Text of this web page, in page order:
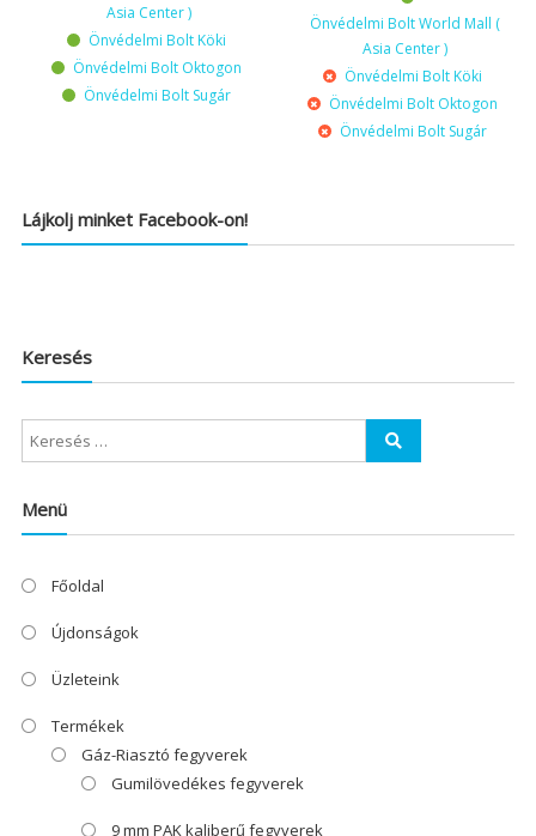
Asia Center )
Önvédelmi Bolt Köki
Önvédelmi Bolt Oktogon
Önvédelmi Bolt Sugár
Önvédelmi Bolt World Mall (
Asia Center )
Önvédelmi Bolt Köki
Önvédelmi Bolt Oktogon
Önvédelmi Bolt Sugár
Lájkolj minket Facebook-on!
Keresés
Menü
Főoldal
Újdonságok
Üzleteink
Termékek
Gáz-Riasztó fegyverek
Gumilövedékes fegyverek
9 mm PAK kaliberű fegyverek